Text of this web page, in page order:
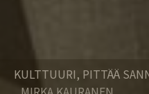
KULTTUURI, PITTÄÄ